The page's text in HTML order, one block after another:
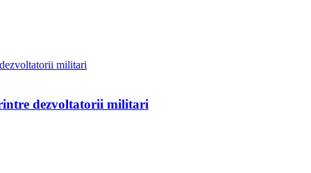
dezvoltatorii militari